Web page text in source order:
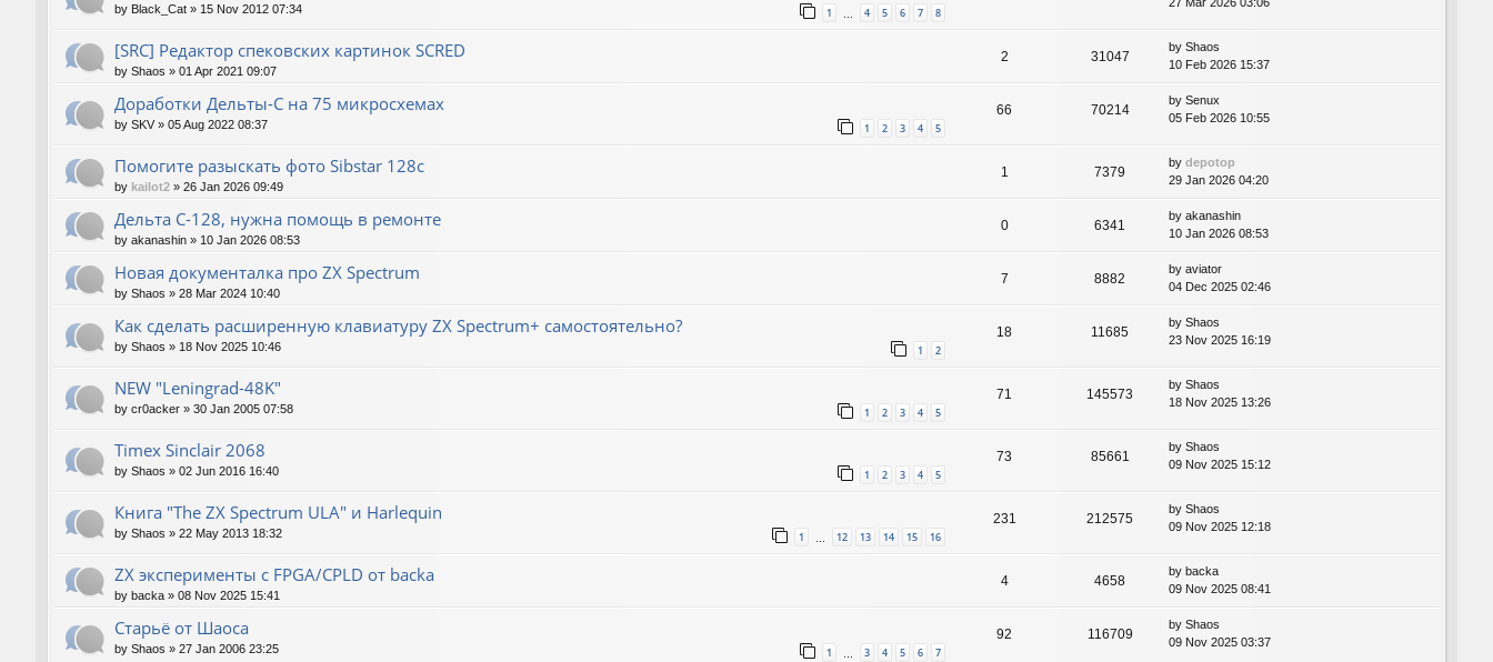
by Black_Cat » 15 Nov 2012 07:34 1 4 5 6 7 8
[SRC] Редактор спековских картинок SCRED
by Shaos » 01 Apr 2021 09:07
2 31047
by Shaos
10 Feb 2026 15:37
Доработки Дельты-С на 75 микросхемах
by SKV » 05 Aug 2022 08:37 1 2 3 4 5
66 70214
by Senux
05 Feb 2026 10:55
Помогите разыскать фото Sibstar 128с
by kailot2 » 26 Jan 2026 09:49
1 7379
by depotop
29 Jan 2026 04:20
Дельта С-128, нужна помощь в ремонте
by akanashin » 10 Jan 2026 08:53
0 6341
by akanashin
10 Jan 2026 08:53
Новая документалка про ZX Spectrum
by Shaos » 28 Mar 2024 10:40
7 8882
by aviator
04 Dec 2025 02:46
Как сделать расширенную клавиатуру ZX Spectrum+ самостоятельно?
by Shaos » 18 Nov 2025 10:46 1 2
18 11685
by Shaos
23 Nov 2025 16:19
NEW "Leningrad-48K"
by cr0acker » 30 Jan 2005 07:58 1 2 3 4 5
71 145573
by Shaos
18 Nov 2025 13:26
Timex Sinclair 2068
by Shaos » 02 Jun 2016 16:40 1 2 3 4 5
73 85661
by Shaos
09 Nov 2025 15:12
Книга "The ZX Spectrum ULA" и Harlequin
by Shaos » 22 May 2013 18:32 1 … 12 13 14 15 16
231 212575
by Shaos
09 Nov 2025 12:18
ZX эксперименты с FPGA/CPLD от backa
by backa » 08 Nov 2025 15:41
4 4658
by backa
09 Nov 2025 08:41
Старьё от Шаоса
by Shaos » 27 Jan 2006 23:25 1 … 3 4 5 6 7
92 116709
by Shaos
09 Nov 2025 03:37